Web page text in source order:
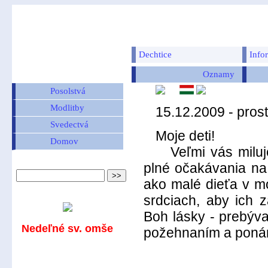
Dechtice
Oznamy
Posolstvá
Modlitby
Svedectvá
Domov
Nedeľné sv. omše
15.12.2009 -
Moje deti!
Veľmi vás
plné očakávania
ako malé dieťa v
srdciach, aby ich
Boh lásky -
požehnaním a